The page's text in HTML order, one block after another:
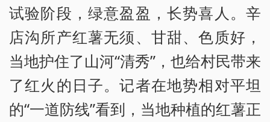
试验阶段，绿意盈盈，长势喜人。辛
店沟所产红薯无须、甘甜、色质好，
当地护住了山河“清秀”，也给村民带来
了红火的日子。记者在地势相对平坦
的“一道防线”看到，当地种植的红薯正